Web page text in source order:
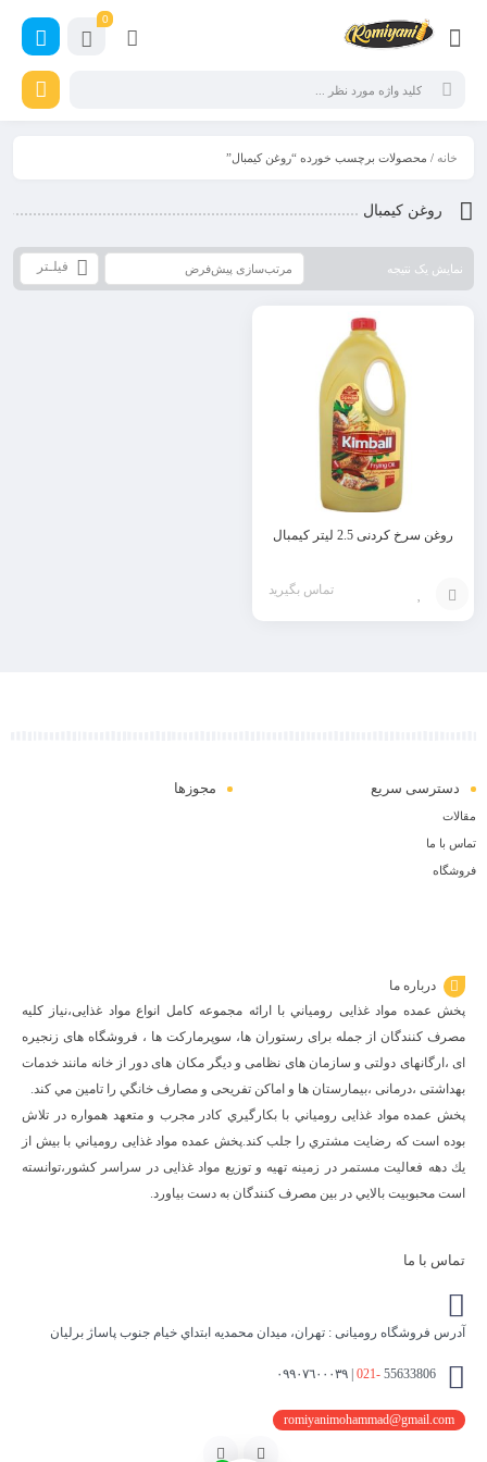
0
خانه / محصولات برچسب خورده “روغن کیمبال”
روغن کیمبال
فیلـتر نمایش یک نتیجه
روغن سرخ کردنی 2.5 لیتر کیمبال
تماس بگیرید
دسترسی سریع
مقالات
تماس با ما
فروشگاه
مجوزها
درباره ما
پخش عمده مواد غذایی رومياني با ارائه مجموعه كامل انواع مواد غذایی،نياز كليه
مصرف كنندگان از جمله برای رستوران ها، سوپرمارکت ها ، فروشگاه های زنجیره
ای ،ارگانهای دولتی و سازمان های نظامی و دیگر مکان های دور از خانه مانند خدمات
بهداشتی ،درمانی ،بیمارستان ها و اماکن تفریحی و مصارف خانگي را تامین مي كند.
پخش عمده مواد غذایی رومياني با بكارگيري كادر مجرب و متعهد همواره در تلاش
بوده است كه رضايت مشتري را جلب كند.پخش عمده مواد غذایی رومياني با بيش از
يك دهه فعاليت مستمر در زمينه تهيه و توزيع مواد غذایی در سراسر كشور،توانسته
است محبوبيت بالايي در بين مصرف كنندگان به دست بياورد.
تماس با ما
آدرس فروشگاه رومیانی : تهران، ميدان محمديه ابتداي خيام جنوب پاساژ برليان
021- 55633806 | ٠٩٩٠٧٦٠٠٠٣٩
romiyanimohammad@gmail.com